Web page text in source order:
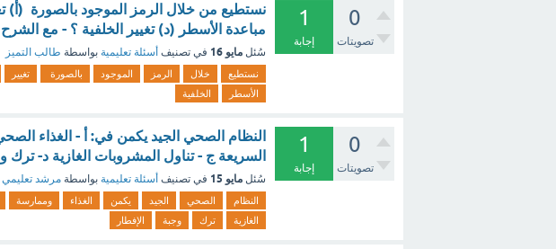
0
تصويتات
1
إجابة
نستطيع من خلال الرمز الموجود بالصورة (أ)
مباعدة الأسطر (د) تغيير الخلفية ؟ - مع الشرح
سُئل مايو 16 في تصنيف أسئلة تعليمية بواسطة طالب التميز
نستطيع خلال الرمز الموجود بالصورة تغيير
الأسطر
الخلفية
0
تصويتات
1
إجابة
النظام الصحي الجيد يكمن في: أ - الغذاء
السريعة ج - تناول المشروبات الغازية د- ترك
سُئل مايو 15 في تصنيف أسئلة تعليمية بواسطة مرشد تعليمي
النظام الصحي الجيد يكمن الغذاء وممارسة
الغازية
ترك وجبة الإفطار